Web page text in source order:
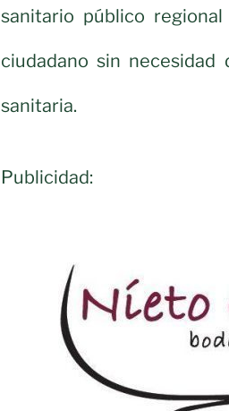
sanitario público
ciudadano sin
sanitaria.
Publicidad: